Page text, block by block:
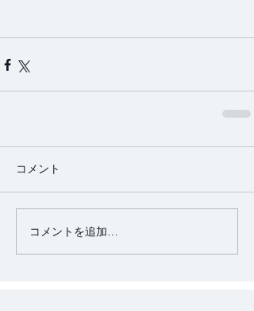
コメント
コメントを追加…